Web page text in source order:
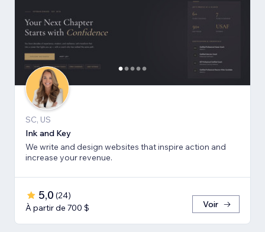
SC, US
Ink and Key
We write and design websites that inspire action and
increase your revenue.
5,0 (24)
À partir de 700 $
Voir